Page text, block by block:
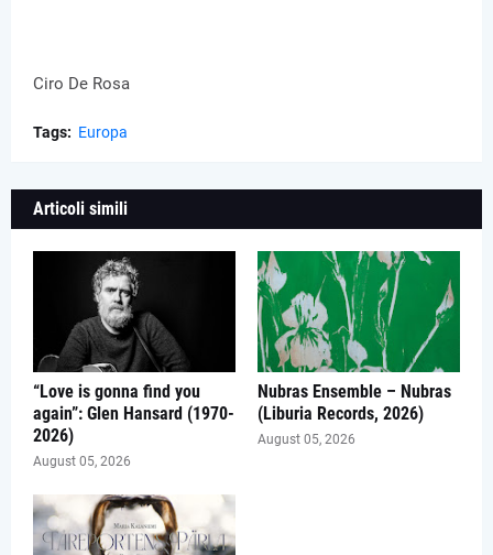
Ciro De Rosa
Tags: Europa
Articoli simili
“Love is gonna find you
again”: Glen Hansard (1970-
2026)
August 05, 2026
Nubras Ensemble – Nubras
(Liburia Records, 2026)
August 05, 2026